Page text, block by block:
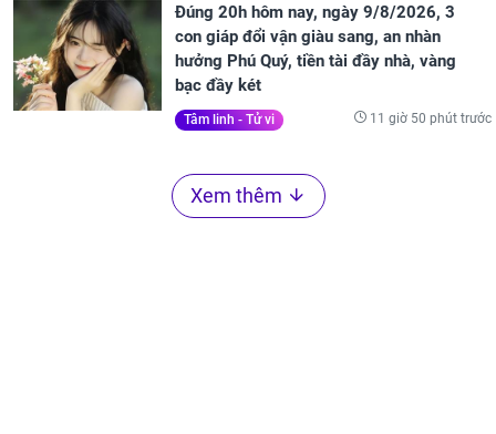
Đúng 20h hôm nay, ngày 9/8/2026, 3
con giáp đổi vận giàu sang, an nhàn
hưởng Phú Quý, tiền tài đầy nhà, vàng
bạc đầy két
Tâm linh - Tử vi 11 giờ 50 phút trước
Xem thêm